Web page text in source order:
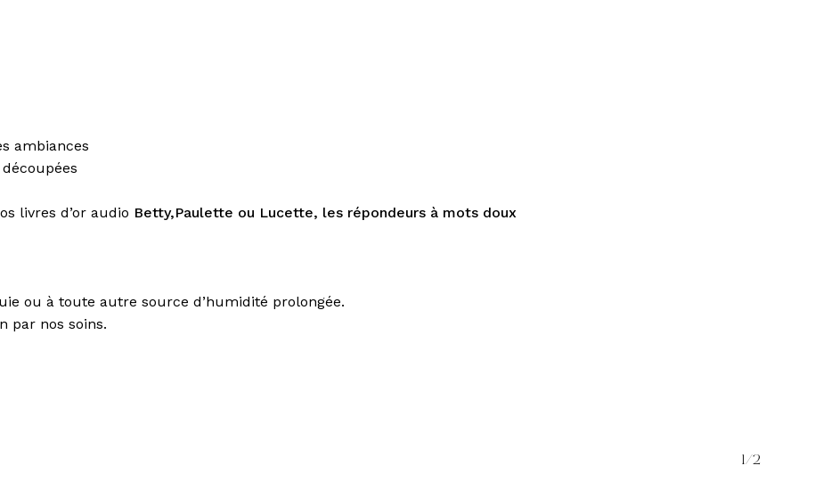
ambiances
livres d’or audio Betty,Paulette ou Lucette, les répondeurs à mots doux
ou à toute autre source d’humidité prolongée.
par nos soins.
1/2